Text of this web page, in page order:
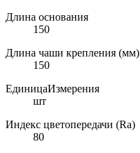
Длина основания
150
Длина чаши крепления (мм)
150
ЕдиницаИзмерения
шт
Индекс цветопередачи (Ra)
80